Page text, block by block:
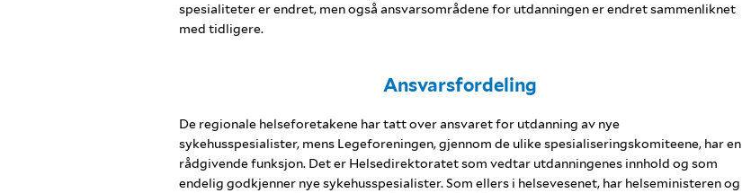
spesialiteter er endret, men også ansvarsområdene for utdanningen er endret sammenliknet
med tidligere.
Ansvarsfordeling
De regionale helseforetakene har tatt over ansvaret for utdanning av nye
sykehusspesialister, mens Legeforeningen, gjennom de ulike spesialiseringskomiteene, har en
rådgivende funksjon. Det er Helsedirektoratet som vedtar utdanningenes innhold og som
endelig godkjenner nye sykehusspesialister. Som ellers i helsevesenet, har helseministeren og